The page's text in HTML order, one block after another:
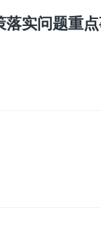
落实问题重